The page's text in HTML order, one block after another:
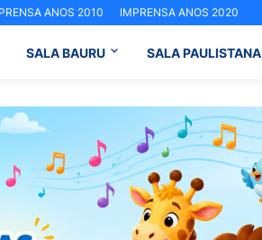
ANOS 2010 IMPRENSA ANOS 2020
SALA BAURU SALA PAULISTANA